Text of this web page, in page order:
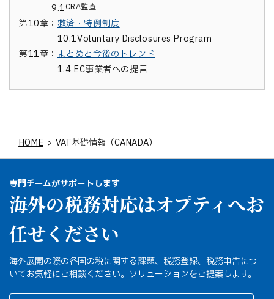
9.1CRA監査
第10章： 救済・特例制度
10.1Voluntary Disclosures Program
第11章： まとめと今後のトレンド
1.4 EC事業者への提言
HOME > VAT基礎情報（CANADA）
専門チームがサポートします
海外の税務対応はオプティへお
任せください
海外展開の際の各国の税に関する課題、税務登録、税務申告につ
いてお気軽にご相談ください。ソリューションをご提案します。